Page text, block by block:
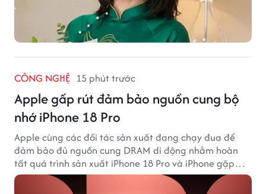
CÔNG NGHỆ 15 phút trước
Apple gấp rút đảm bảo nguồn cung bộ
nhớ iPhone 18 Pro
Apple cùng các đối tác sản xuất đang chạy đua để
đảm bảo đủ nguồn cung DRAM di động nhằm hoàn
tất quá trình sản xuất iPhone 18 Pro và iPhone gập
đầu tiên.